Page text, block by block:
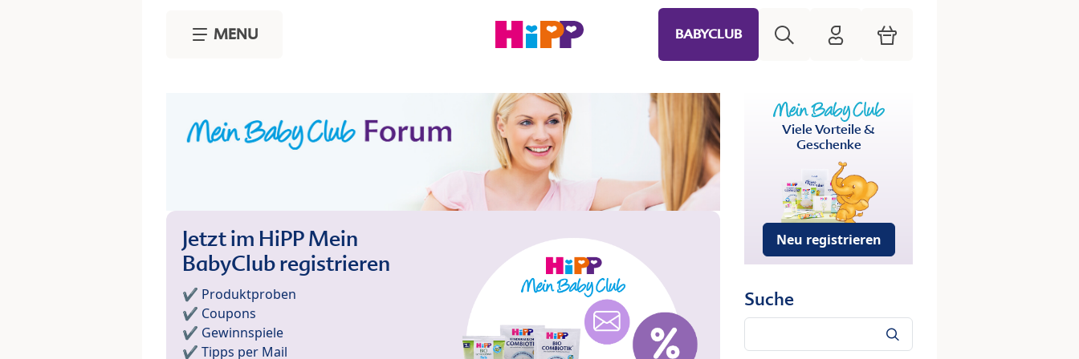
MENU BABYCLUB HiPP Mein Babyclub
Warenkorb
Jetzt im HiPP Mein
BabyClub registrieren
✔️ Produktproben
✔️ Coupons
✔️ Gewinnspiele
✔️ Tipps per Mail
Viele Vorteile &
Geschenke
Neu registrieren
Suche